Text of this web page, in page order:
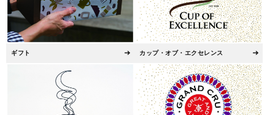
ギフト カップ・オブ・エクセレンス